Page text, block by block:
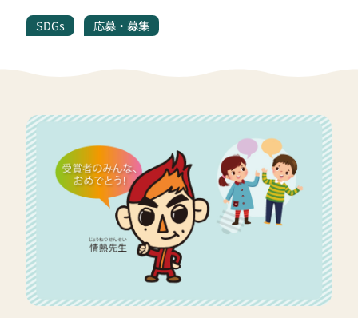
SDGs 応募・募集